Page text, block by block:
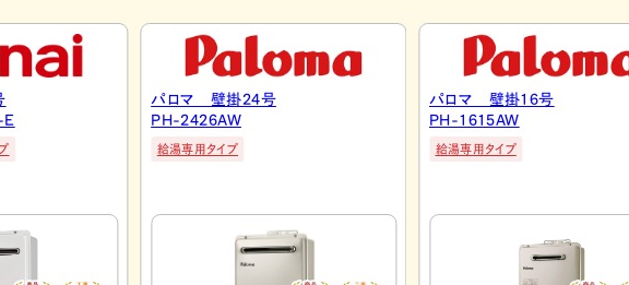
パロマ 壁掛16号
PH-1615AW
給湯専用タイプ
リンナイ 壁掛16号
RUX-A1616W(A)-E
給湯専用タイプ